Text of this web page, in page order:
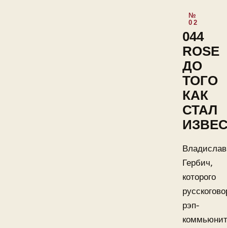
044
ROSE
ДО
ТОГО
КАК
СТАЛ
Владислав
Гербич,
которого
рэп-